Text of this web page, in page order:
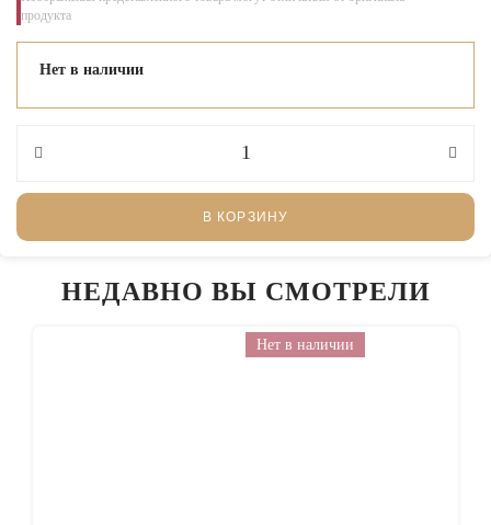
продукта
Нет в наличии
В КОРЗИНУ
НЕДАВНО ВЫ СМОТРЕЛИ
Нет в наличии